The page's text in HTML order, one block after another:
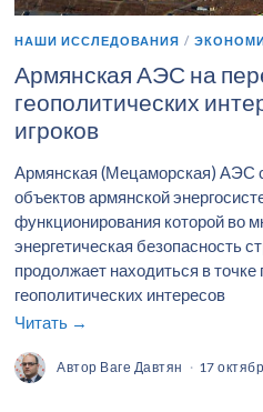
НАШИ ИССЛЕДОВАНИЯ /
Армянская АЭС на
геополитических
игроков
Армянская (Мецаморская) АЭС
объектов армянской
функционирования которой во
энергетическая безопасность
продолжает находиться в точке
геополитических интересов
Читать →
Автор Ваге Давтян 17